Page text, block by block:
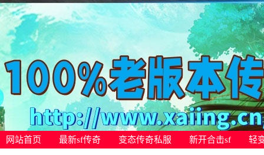
网站首页 最新sf传奇 变态传奇私服 新开合击sf 轻